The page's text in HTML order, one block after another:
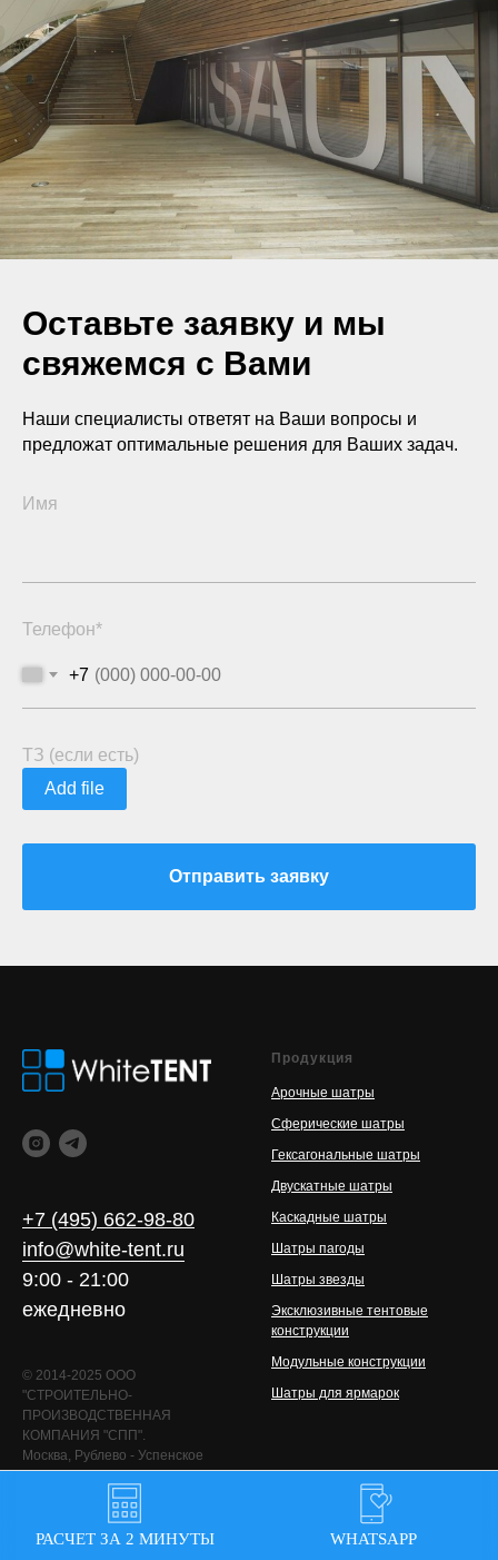
РАСЧЕТ ЗА 2 МИНУТЫ WHATSAPP
Оставьте заявку и мы
свяжемся с Вами
Наши специалисты ответят на Ваши вопросы и
предложат оптимальные решения для Ваших задач.
Имя
Телефон*
+7
ТЗ (если есть)
Add file
Отправить заявку
+7 (495) 662-98-80
info@white-tent.ru
9:00 - 21:00
ежедневно
© 2014-2025 ООО
"СТРОИТЕЛЬНО-
ПРОИЗВОДСТВЕННАЯ
КОМПАНИЯ "СПП".
Москва, Рублево - Успенское
шоссе, 1км
БЦ "Первый километр"
Все права защищены.
Продукция
Арочные шатры
Сферические шатры
Гексагональные шатры
Двускатные шатры
Каскадные шатры
Шатры пагоды
Шатры звезды
Эксклюзивные тентовые
конструкции
Модульные конструкции
Шатры для ярмарок